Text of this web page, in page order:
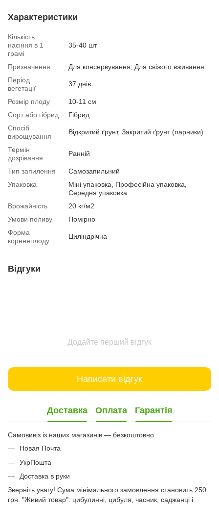
Характеристики
Кількість
насіння в 1
грамі
35-40 шт
Призначення
Для консервування, Для свіжого вживання
Період
вегетації
37 днів
Розмір плоду
10-11 см
Сорт або гібрид
Гібрид
Спосіб
вирощування
Відкритий ґрунт, Закритий ґрунт (парники)
Термін
дозрівання
Ранній
Тип запилення
Самозапильний
Упаковка
Міні упаковка, Професійна упаковка,
Середня упаковка
Врожайність
20 кг/м2
Умови поливу
Помірно
Форма
коренеплоду
Циліндрічна
Відгуки
Додайте перший відгук
Написати відгук
Доставка Оплата Гарантія
Самовивіз із наших магазинів — безкоштовно.
Новая Почта
УкрПошта
Доставка в руки
Зверніть увагу! Сума мінімального замовлення становить 250
грн. "Живий товар": цибулинні, цибуля, часник, саджанці і